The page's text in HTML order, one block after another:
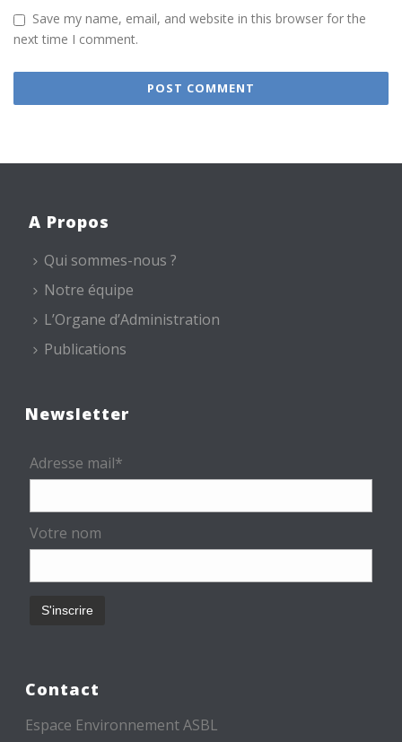
Save my name, email, and website in this browser for the
next time I comment.
A Propos
Qui sommes-nous ?
Notre équipe
L’Organe d’Administration
Publications
Newsletter
Adresse mail*
Votre nom
Contact
Espace Environnement ASBL